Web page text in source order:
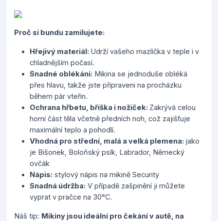
Proč si bundu zamilujete:
Hřejivý materiál: Udrží vašeho mazlíčka v teple i v
chladnějším počasí.
Snadné oblékání: Mikina se jednoduše obléká
přes hlavu, takže jste připraveni na procházku
během pár vteřin.
Ochrana hřbetu, bříška i nožiček: Zakrývá celou
horní část těla včetně předních noh, což zajišťuje
maximální teplo a pohodlí.
Vhodná pro střední, malá a velká plemena: jako
je Bišonek, Boloňský psík, Labrador, Německý
ovčák
Nápis: stylový nápis na mikině Security
Snadná údržba: V případě zašpinění ji můžete
vyprat v pračce na 30°C.
Náš tip: Mikiny jsou ideální pro čekání v autě, na